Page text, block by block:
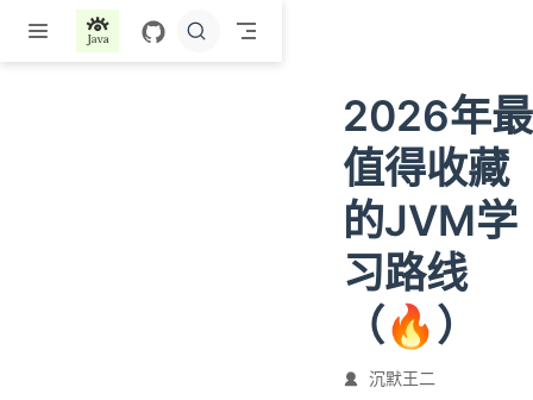
跳至主要內容
2026年最
值得收藏
的JVM学
习路线
（🔥）
沉默王二